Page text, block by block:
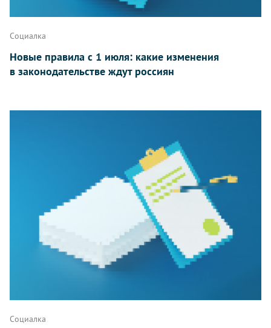
Социалка
Новые правила с 1 июля: какие изменения
в законодательстве ждут россиян
Социалка